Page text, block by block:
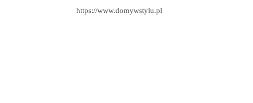
https://www.domywstylu.pl